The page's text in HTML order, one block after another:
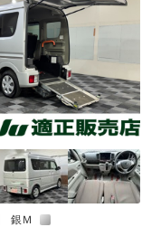
銀Ｍ